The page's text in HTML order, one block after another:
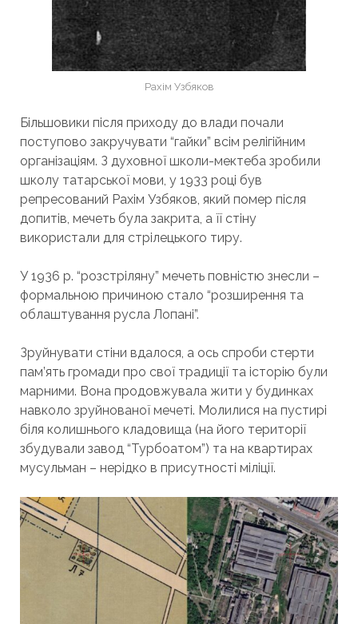
Рахім Узбяков
Більшовики після приходу до влади почали
поступово закручувати “гайки” всім релігійним
організаціям. З духовної школи-мектеба зробили
школу татарської мови, у 1933 році був
репресований Рахім Узбяков, який помер після
допитів, мечеть була закрита, а її стіну
використали для стрілецького тиру.
У 1936 р. “розстріляну” мечеть повністю знесли –
формальною причиною стало “розширення та
облаштування русла Лопані”.
Зруйнувати стіни вдалося, а ось спроби стерти
пам’ять громади про свої традиції та історію були
марними. Вона продовжувала жити у будинках
навколо зруйнованої мечеті. Молилися на пустирі
біля колишнього кладовища (на його території
збудували завод “Турбоатом”) та на квартирах
мусульман – нерідко в присутності міліції.